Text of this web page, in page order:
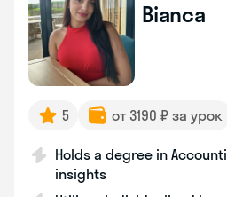
Bianca
5 от 3190 ₽ за урок
Holds a degree in
insights